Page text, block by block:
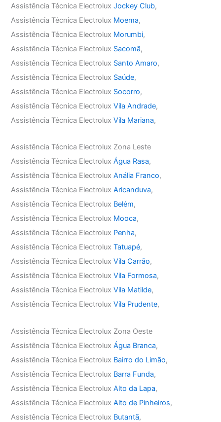
Assistência Técnica ElectroluxJockey Club,
Assistência Técnica Electrolux Moema,
Assistência Técnica Electrolux Morumbi,
Assistência Técnica Electrolux Sacomã,
Assistência Técnica Electrolux Santo Amaro,
Assistência Técnica Electrolux Saúde,
Assistência Técnica Electrolux Socorro,
Assistência Técnica ElectroluxVila Andrade,
Assistência Técnica ElectroluxVila Mariana,
Assistência Técnica Electrolux Zona Leste
Assistência Técnica ElectroluxÁgua Rasa,
Assistência Técnica ElectroluxAnália Franco,
Assistência Técnica ElectroluxAricanduva,
Assistência Técnica Electrolux Belém,
Assistência Técnica Electrolux Mooca,
Assistência Técnica Electrolux Penha,
Assistência Técnica ElectroluxTatuapé,
Assistência Técnica ElectroluxVila Carrão,
Assistência Técnica ElectroluxVila Formosa,
Assistência Técnica ElectroluxVila Matilde,
Assistência Técnica ElectroluxVila Prudente,
Assistência Técnica Electrolux Zona Oeste
Assistência Técnica ElectroluxÁgua Branca,
Assistência Técnica Electrolux Bairro do Limão,
Assistência Técnica Electrolux Barra Funda,
Assistência Técnica ElectroluxAlto da Lapa,
Assistência Técnica ElectroluxAlto de Pinheiros,
Assistência Técnica Electrolux Butantã,